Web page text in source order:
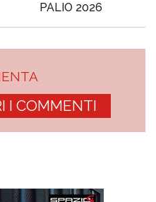
PALIO 2026
I COMMENTI